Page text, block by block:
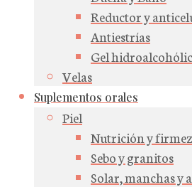
Reductor y
Antiestrías
Gel
Velas
Suplementos orales
Piel
Nutrición y
Sebo y granitos
Solar, manchas y